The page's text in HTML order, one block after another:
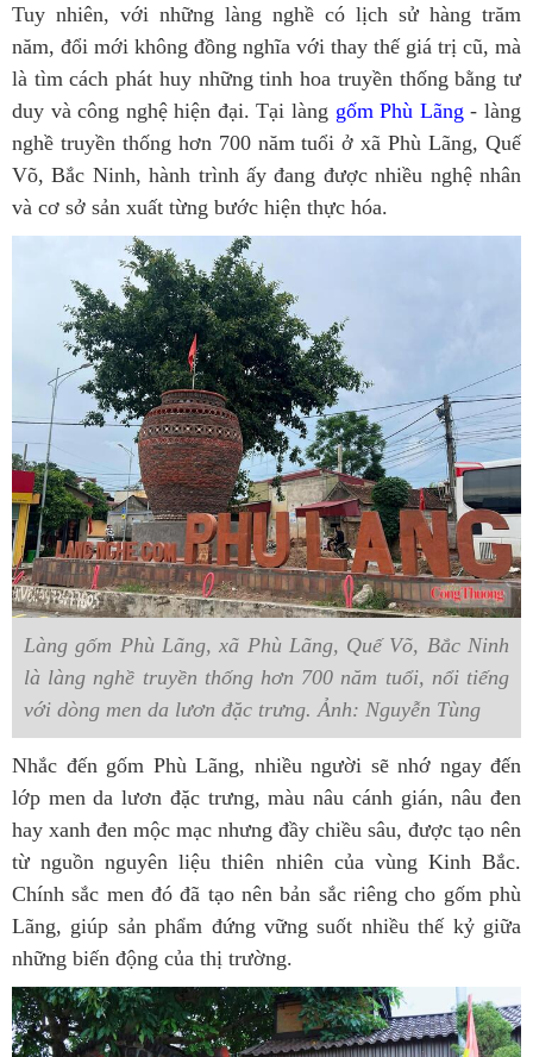
Tuy nhiên, với những làng nghề có lịch sử hàng trăm
năm, đổi mới không đồng nghĩa với thay thế giá trị cũ, mà
là tìm cách phát huy những tinh hoa truyền thống bằng tư
duy và công nghệ hiện đại. Tại làng gốm Phù Lãng - làng
nghề truyền thống hơn 700 năm tuổi ở xã Phù Lãng, Quế
Võ, Bắc Ninh, hành trình ấy đang được nhiều nghệ nhân
và cơ sở sản xuất từng bước hiện thực hóa.
Làng gốm Phù Lãng, xã Phù Lãng, Quế Võ, Bắc Ninh
là làng nghề truyền thống hơn 700 năm tuổi, nổi tiếng
với dòng men da lươn đặc trưng. Ảnh: Nguyễn Tùng
Nhắc đến gốm Phù Lãng, nhiều người sẽ nhớ ngay đến
lớp men da lươn đặc trưng, màu nâu cánh gián, nâu đen
hay xanh đen mộc mạc nhưng đầy chiều sâu, được tạo nên
từ nguồn nguyên liệu thiên nhiên của vùng Kinh Bắc.
Chính sắc men đó đã tạo nên bản sắc riêng cho gốm phù
Lãng, giúp sản phẩm đứng vững suốt nhiều thế kỷ giữa
những biến động của thị trường.